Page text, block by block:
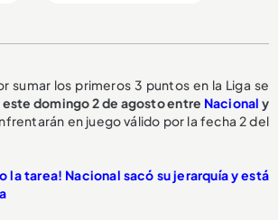
sumar los primeros 3 puntos en la Liga se
este domingo 2 de agosto entre Nacional y
en juego válido por la fecha 2 del
la tarea! Nacional sacó su jerarquía y está